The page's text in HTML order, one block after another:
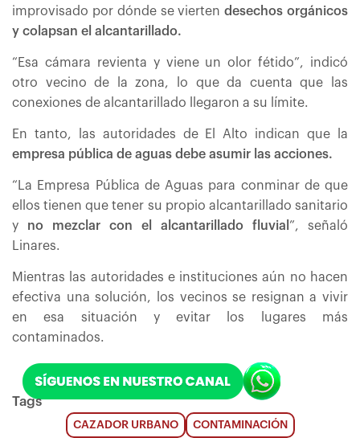
improvisado por dónde se viertendesechos orgánicos
y colapsan el alcantarillado.
“Esa cámara revienta y viene un olor fétido”, indicó
otro vecino de la zona, lo que da cuenta que las
conexiones de alcantarillado llegaron a su límite.
En tanto, las autoridades de El Alto indican que la
empresa pública de aguas debe asumir las acciones.
“La Empresa Pública de Aguas para conminar de que
ellos tienen que tener su propio alcantarillado sanitario
y no mezclar con el alcantarillado fluvial ”, señaló
Linares.
Mientras las autoridades e instituciones aún no hacen
efectiva una solución, los vecinos se resignan a vivir
en esa situación y evitar los lugares más
contaminados.
Tags
CAZADOR URBANO CONTAMINACIÓN